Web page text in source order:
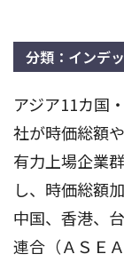
分類：インデ
アジア11カ国
社が時価総額
有力上場企業
し、時価総額
中国、香港、
連合（ＡＳＥ